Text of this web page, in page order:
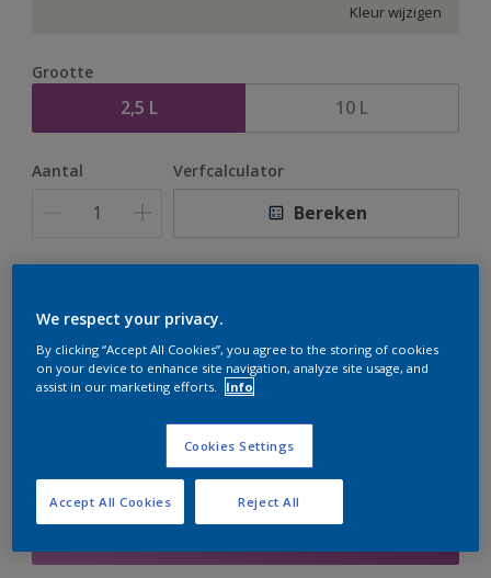
Kleur wijzigen
Grootte
2,5 L 10 L
Aantal Verfcalculator
Bereken
te bestellen. Houd de website in de gaten, we werken
Boodschappenlijst
We respect your privacy.
By clicking “Accept All Cookies”, you agree to the storing of cookies
on your device to enhance site navigation, analyze site usage, and
assist in our marketing efforts.
Info
Cookies Settings
Reject All
Accept All Cookies